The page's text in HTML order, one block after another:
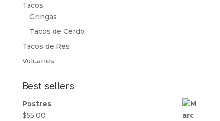
Tacos
Gringas
Tacos de Cerdo
Tacos de Res
Volcanes
Best sellers
Postres
$55.00